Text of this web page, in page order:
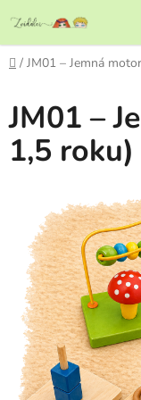
obsah
Domů
/ JM01 – Jemná
JM01 –
1,5 roku)